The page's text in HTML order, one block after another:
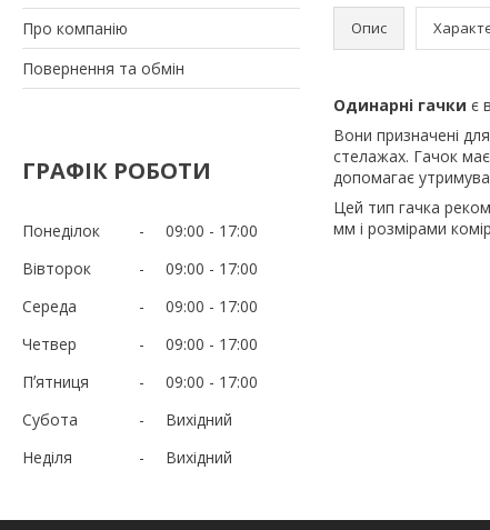
Про компанію
Повернення та обмін
ГРАФІК РОБОТИ
Понеділок 09:00
17:00
Вівторок
09:00
17:00
Середа
09:00
17:00
Четвер
09:00
17:00
Пʼятниця
09:00
17:00
Субота
Вихідний
Неділя
Вихідний
Опис
Одинарні гачки є
Вони призначені
стелажах. Гачок
допомагає
Цей тип гачка
мм і розмірами